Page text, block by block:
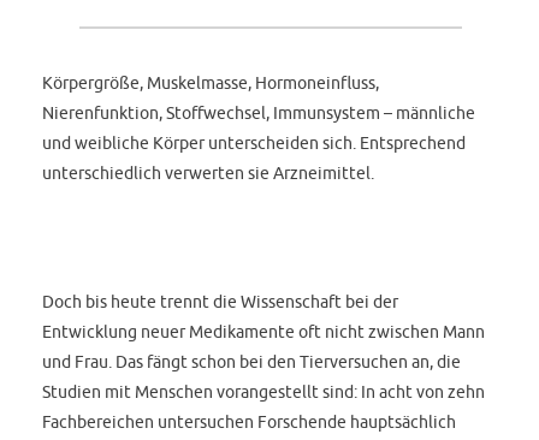
Körpergröße, Muskelmasse, Hormoneinfluss,
Nierenfunktion, Stoffwechsel, Immunsystem – männliche
und weibliche Körper unterscheiden sich. Entsprechend
unterschiedlich verwerten sie Arzneimittel.
Doch bis heute trennt die Wissenschaft bei der
Entwicklung neuer Medikamente oft nicht zwischen Mann
und Frau. Das fängt schon bei den Tierversuchen an, die
Studien mit Menschen vorangestellt sind: In acht von zehn
Fachbereichen untersuchen Forschende hauptsächlich